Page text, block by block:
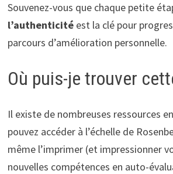
Souvenez-vous que chaque petite
l’authenticitéest la clé pour
parcours d’amélioration personnelle.
Où puis-je trouver
Il existe de nombreuses ressources
pouvez accéder à l’échelle de
même l’imprimer (et impressionner
nouvelles compétences en auto-